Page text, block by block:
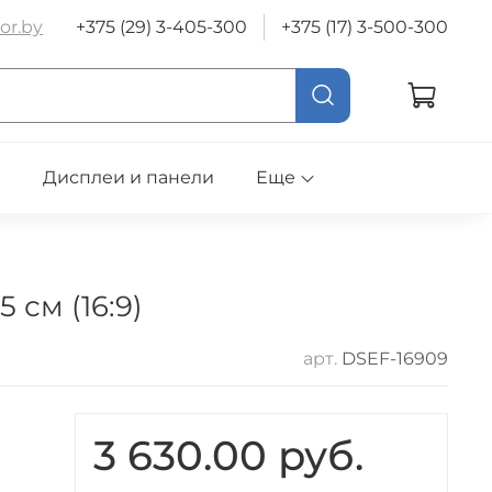
+375 (29) 3-405-300 +375 (17) 3-500-300
Дисплеи и панели Еще
см (16:9)
арт. DSEF-16909
3 630.00 руб.